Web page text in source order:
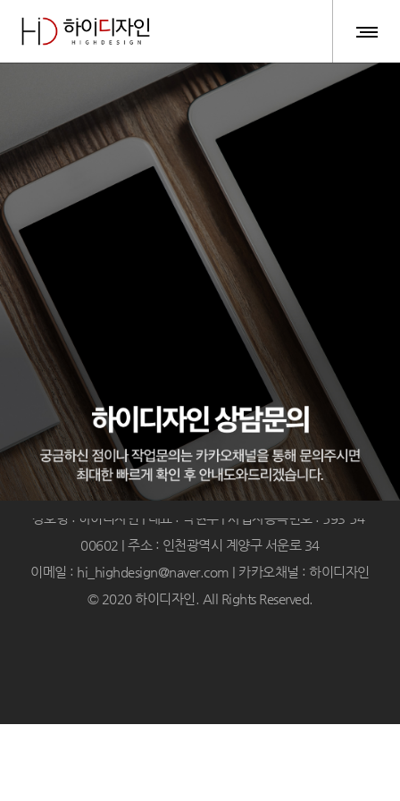
상호명 : 하이디자인 | 대표 : 박현주 | 사업자등록번호 : 593-54-
00602 | 주소 : 인천광역시 계양구 서운로 34
이메일 : hi_highdesign@naver.com | 카카오채널 : 하이디자인
© 2020 하이디자인. All Rights Reserved.